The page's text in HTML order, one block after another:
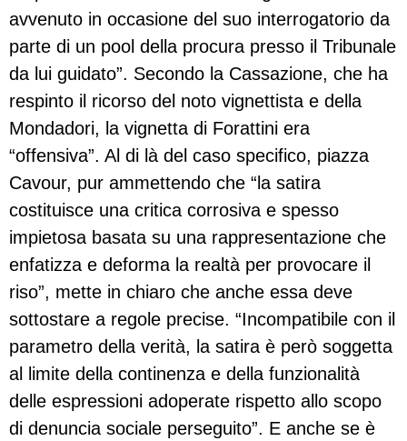
avvenuto in occasione del suo interrogatorio da
parte di un pool della procura presso il Tribunale
da lui guidato”. Secondo la Cassazione, che ha
respinto il ricorso del noto vignettista e della
Mondadori, la vignetta di Forattini era
“offensiva”. Al di là del caso specifico, piazza
Cavour, pur ammettendo che “la satira
costituisce una critica corrosiva e spesso
impietosa basata su una rappresentazione che
enfatizza e deforma la realtà per provocare il
riso”, mette in chiaro che anche essa deve
sottostare a regole precise. “Incompatibile con il
parametro della verità, la satira è però soggetta
al limite della continenza e della funzionalità
delle espressioni adoperate rispetto allo scopo
di denuncia sociale perseguito”. E anche se è